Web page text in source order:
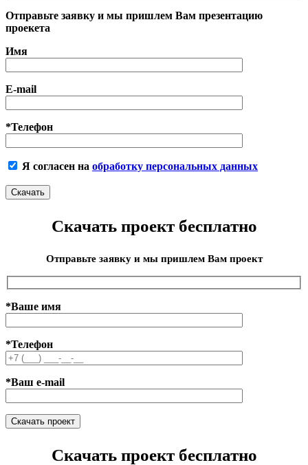
Отправьте заявку и мы пришлем Вам презентацию
проекета
Имя
E-mail
*Телефон
Я согласен на обработку персональных данных
Скачать проект бесплатно
Отправьте заявку и мы пришлем Вам проект
*Ваше имя
*Телефон
*Ваш e-mail
Скачать проект бесплатно